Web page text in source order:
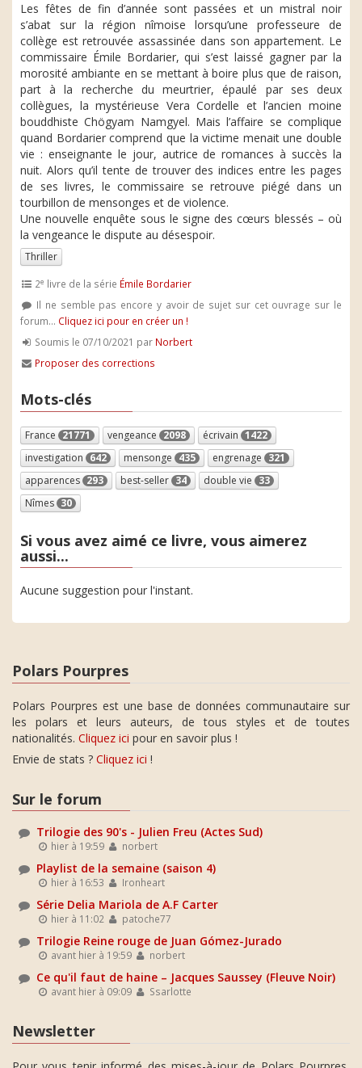
Les fêtes de fin d’année sont passées et un mistral noir
s’abat sur la région nîmoise lorsqu’une professeure de
collège est retrouvée assassinée dans son appartement. Le
commissaire Émile Bordarier, qui s’est laissé gagner par la
morosité ambiante en se mettant à boire plus que de raison,
part à la recherche du meurtrier, épaulé par ses deux
collègues, la mystérieuse Vera Cordelle et l’ancien moine
bouddhiste Chögyam Namgyel. Mais l’affaire se complique
quand Bordarier comprend que la victime menait une double
vie : enseignante le jour, autrice de romances à succès la
nuit. Alors qu’il tente de trouver des indices entre les pages
de ses livres, le commissaire se retrouve piégé dans un
tourbillon de mensonges et de violence.
Une nouvelle enquête sous le signe des cœurs blessés – où
la vengeance le dispute au désespoir.
Thriller
2e livre de la série Émile Bordarier
Il ne semble pas encore y avoir de sujet sur cet ouvrage sur le
forum... Cliquez ici pour en créer un !
Soumis le 07/10/2021 par Norbert
Proposer des corrections
Mots-clés
France 21771 vengeance 2098 écrivain 1422
investigation 642 mensonge 435 engrenage 321
apparences 293 best-seller 34 double vie 33
Nîmes 30
Si vous avez aimé ce livre, vous aimerez
aussi...
Aucune suggestion pour l'instant.
Polars Pourpres
Polars Pourpres est une base de données communautaire sur
les polars et leurs auteurs, de tous styles et de toutes
nationalités. Cliquez ici pour en savoir plus !
Envie de stats ? Cliquez ici !
Sur le forum
Trilogie des 90's - Julien Freu (Actes Sud)
hier à 19:59 norbert
Playlist de la semaine (saison 4)
hier à 16:53 Ironheart
Série Delia Mariola de A.F Carter
hier à 11:02 patoche77
Trilogie Reine rouge de Juan Gómez-Jurado
avant hier à 19:59 norbert
Ce qu'il faut de haine – Jacques Saussey (Fleuve Noir)
avant hier à 09:09 Ssarlotte
Newsletter